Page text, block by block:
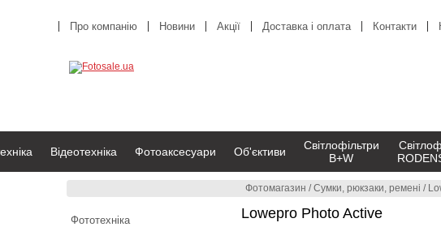
Фотомагазин /Сумки, рюкзаки, ремені /
Lowepro Photo Active
Про компанію Новини Акції Доставка і оплата Контакти
Відеотехніка Фотоаксесуари Об'єктиви
Світлофільтри
B+W
Фототехніка